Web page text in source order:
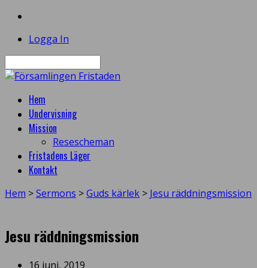
Logga In
Hem
Undervisning
Mission
Resescheman
Fristadens Läger
Kontakt
Hem >Sermons >Guds kärlek > Jesu räddningsmission
Jesu räddningsmission
16 juni, 2019